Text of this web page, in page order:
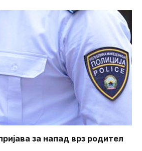
за напад врз родител